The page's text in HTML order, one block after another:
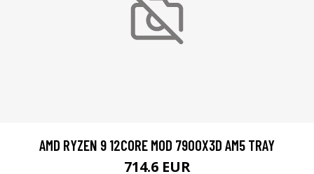
AMD RYZEN 9 12CORE MOD 7900X3D AM5 TRAY
714.6 EUR